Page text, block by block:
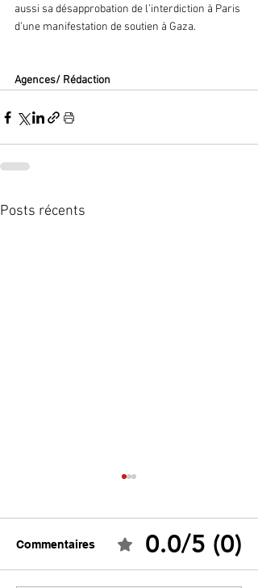
aussi sa désapprobation de l’interdiction à Paris
d’une manifestation de soutien à Gaza.
Agences/ Rédaction
Posts récents
Commentaires 0.0/5 (0)